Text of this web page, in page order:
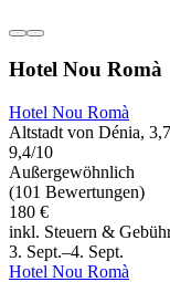
Hotel Nou Romà
Hotel Nou Romà
Altstadt von Dénia,
9,4/10
Außergewöhnlich
(101 Bewertungen)
180 €
inkl. Steuern &
3. Sept.–4. Sept.
Hotel Nou Romà